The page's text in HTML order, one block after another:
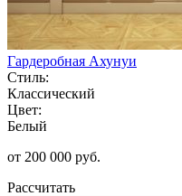
Гардеробная Ахунуи
Стиль:
Классический
Цвет:
Белый
от 200 000 руб.
Рассчитать